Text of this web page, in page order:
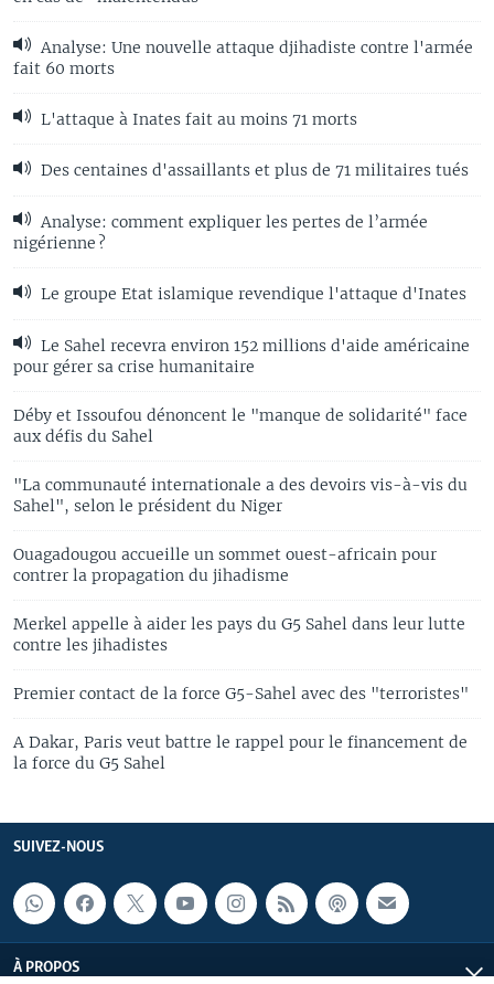
Analyse: Une nouvelle attaque djihadiste contre l'armée
fait 60 morts
L'attaque à Inates fait au moins 71 morts
Des centaines d'assaillants et plus de 71 militaires tués
Analyse: comment expliquer les pertes de l’armée
nigérienne ?
Le groupe Etat islamique revendique l'attaque d'Inates
Le Sahel recevra environ 152 millions d'aide américaine
pour gérer sa crise humanitaire
Déby et Issoufou dénoncent le "manque de solidarité" face
aux défis du Sahel
"La communauté internationale a des devoirs vis-à-vis du
Sahel", selon le président du Niger
Ouagadougou accueille un sommet ouest-africain pour
contrer la propagation du jihadisme
Merkel appelle à aider les pays du G5 Sahel dans leur lutte
contre les jihadistes
Premier contact de la force G5-Sahel avec des "terroristes"
A Dakar, Paris veut battre le rappel pour le financement de
la force du G5 Sahel
SUIVEZ-NOUS
À PROPOS